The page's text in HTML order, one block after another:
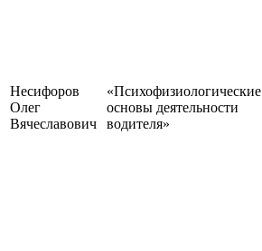
Несифоров
Олег
Вячеславович
«Психофизиологические
основы деятельности
водителя»